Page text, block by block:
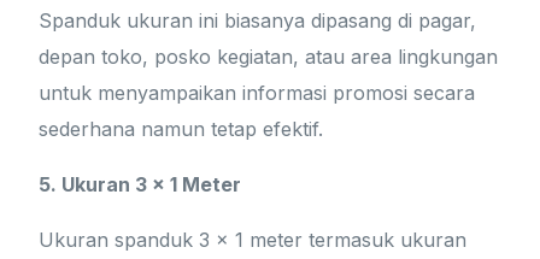
Spanduk ukuran ini biasanya dipasang di pagar,
depan toko, posko kegiatan, atau area lingkungan
untuk menyampaikan informasi promosi secara
sederhana namun tetap efektif.
5. Ukuran 3 x 1 Meter
Ukuran spanduk 3 x 1 meter termasuk ukuran